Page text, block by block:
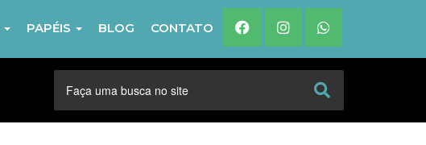
PAPÉIS BLOG CONTATO